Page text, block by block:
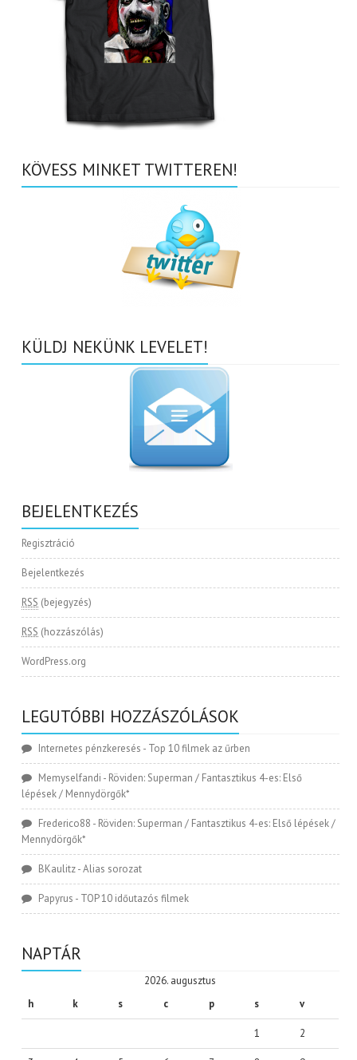
KÖVESS MINKET TWITTEREN!
KÜLDJ NEKÜNK LEVELET!
BEJELENTKEZÉS
Regisztráció
Bejelentkezés
RSS (bejegyzés)
RSS (hozzászólás)
WordPress.org
LEGUTÓBBI HOZZÁSZÓLÁSOK
Internetes pénzkeresés - Top 10 filmek az űrben
Memyselfandi - Röviden: Superman / Fantasztikus 4-es: Első
lépések / Mennydörgők*
Frederico88 - Röviden: Superman / Fantasztikus 4-es: Első lépések /
Mennydörgők*
BKaulitz-Alias sorozat
Papyrus - TOP 10 időutazós filmek
NAPTÁR
2026. augusztus
h
k s c p s v
1 2